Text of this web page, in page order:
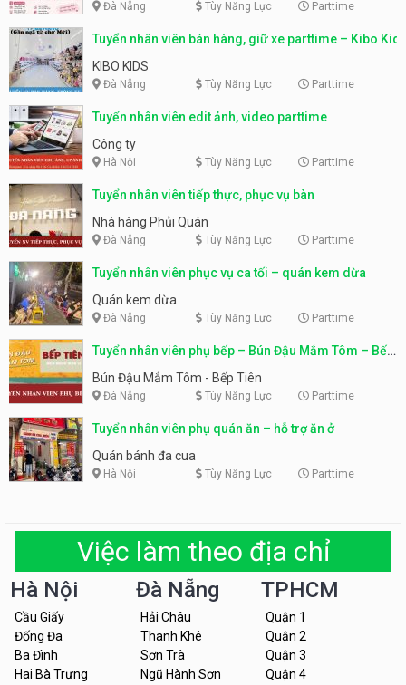
Đà Nẵng Tùy Năng Lực Parttime
Tuyển nhân viên bán hàng, giữ xe parttime – Kibo Kid
KIBO KIDS
Đà Nẵng Tùy Năng Lực Parttime
Tuyển nhân viên edit ảnh, video parttime
Công ty
Hà Nội Tùy Năng Lực Parttime
Tuyển nhân viên tiếp thực, phục vụ bàn
Nhà hàng Phủi Quán
Đà Nẵng Tùy Năng Lực Parttime
Tuyển nhân viên phục vụ ca tối – quán kem dừa
Quán kem dừa
Đà Nẵng Tùy Năng Lực Parttime
Tuyển nhân viên phụ bếp – Bún Đậu Mắm Tôm – Bếp
Tiên
Bún Đậu Mắm Tôm - Bếp Tiên
Đà Nẵng Tùy Năng Lực Parttime
Tuyển nhân viên phụ quán ăn – hỗ trợ ăn ở
Quán bánh đa cua
Hà Nội Tùy Năng Lực Parttime
Việc làm theo địa chỉ
Hà Nội
Cầu Giấy
Đống Đa
Ba Đình
Hai Bà Trưng
Đà Nẵng
Hải Châu
Thanh Khê
Sơn Trà
Ngũ Hành Sơn
TPHCM
Quận 1
Quận 2
Quận 3
Quận 4